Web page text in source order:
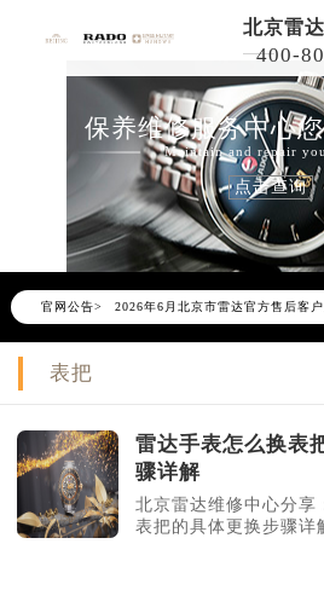
北京雷
400-
保养维修服务中心
Maintain and repair
点击查询
官网公告>
2026年6月雷达北京市售后服务网
2026年6月北京市雷达官方售后客
2026年6月雷达售后服务中心最新
节假日正常营业！
表把
雷达手表怎么换表
骤详解
北京雷达维修中心分享
表把的具体更换步骤详